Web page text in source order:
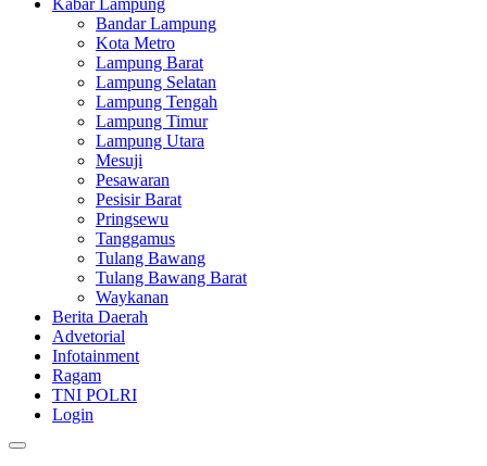
Kabar Lampung
Bandar Lampung
Kota Metro
Lampung Barat
Lampung Selatan
Lampung Tengah
Lampung Timur
Lampung Utara
Mesuji
Pesawaran
Pesisir Barat
Pringsewu
Tanggamus
Tulang Bawang
Tulang Bawang Barat
Waykanan
Berita Daerah
Advetorial
Infotainment
Ragam
TNI POLRI
Login